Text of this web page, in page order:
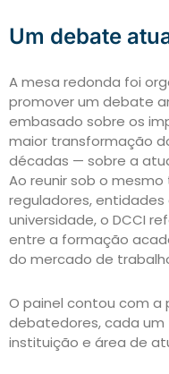
Um debate
A mesa redonda foi
promover um debate
embasado sobre os
maior transformação
décadas — sobre a
Ao reunir sob o
reguladores,
universidade, o DCCI
entre a formação
do mercado de
O painel contou com
debatedores, cada
instituição e área de